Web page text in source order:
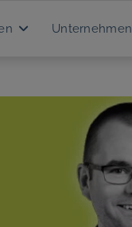
Unternehmen